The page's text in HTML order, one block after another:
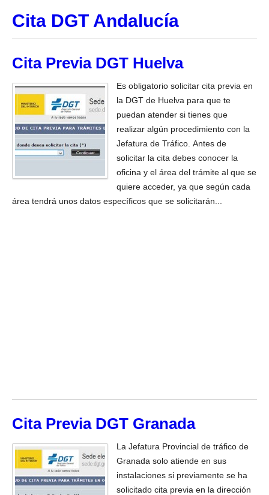
Cita DGT Andalucía
Cita Previa DGT Huelva
Es obligatorio solicitar cita previa en
la DGT de Huelva para que te
puedan atender si tienes que
realizar algún procedimiento con la
Jefatura de Tráfico. Antes de
solicitar la cita debes conocer la
oficina y el área del trámite al que se
quiere acceder, ya que según cada
área tendrá unos datos específicos que se solicitarán...
Cita Previa DGT Granada
La Jefatura Provincial de tráfico de
Granada solo atiende en sus
instalaciones si previamente se ha
solicitado cita previa en la dirección